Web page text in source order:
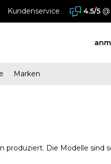
Kundenservice 4.5/5 @
Marken
produziert. Die Modelle sind